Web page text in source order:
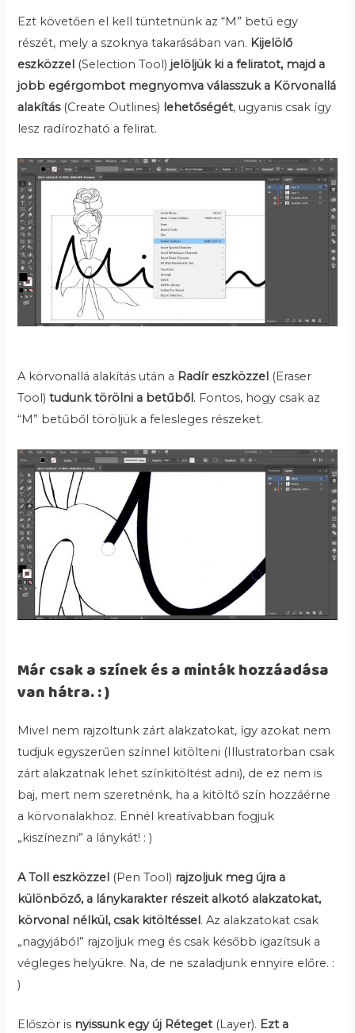
Ezt követően el kell tüntetnünk az “M” betű egy
részét, mely a szoknya takarásában van. Kijelölő
eszközzel (Selection Tool) jelöljük ki a feliratot, majd a
jobb egérgombot megnyomva válasszuk a Körvonallá
alakítás(Create Outlines) lehetőségét, ugyanis csak így
lesz radírozható a felirat.
A körvonallá alakítás után a Radír eszközzel (Eraser
Tool)tudunk törölni a betűből . Fontos, hogy csak az
“M” betűből töröljük a felesleges részeket.
Már csak a színek és a minták hozzáadása
van hátra. : )
Mivel nem rajzoltunk zárt alakzatokat, így azokat nem
tudjuk egyszerűen színnel kitölteni (Illustratorban csak
zárt alakzatnak lehet színkitöltést adni), de ez nem is
baj, mert nem szeretnénk, ha a kitöltő szín hozzáérne
a körvonalakhoz. Ennél kreatívabban fogjuk
„kiszínezni” a lánykát! : )
A Toll eszközzel (Pen Tool) rajzoljuk meg újra a
különböző, a lánykarakter részeit alkotó alakzatokat,
körvonal nélkül, csak kitöltéssel. Az alakzatokat csak
„nagyjából” rajzoljuk meg és csak később igazítsuk a
végleges helyükre. Na, de ne szaladjunk ennyire előre. :
)
Először is nyissunk egy új Réteget(Layer). Ezt a